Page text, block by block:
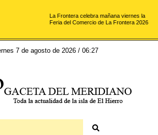
La Frontera celebra mañana viernes la
Feria del Comercio de La Frontera 2026
7 de agosto de 2026 / 06:27